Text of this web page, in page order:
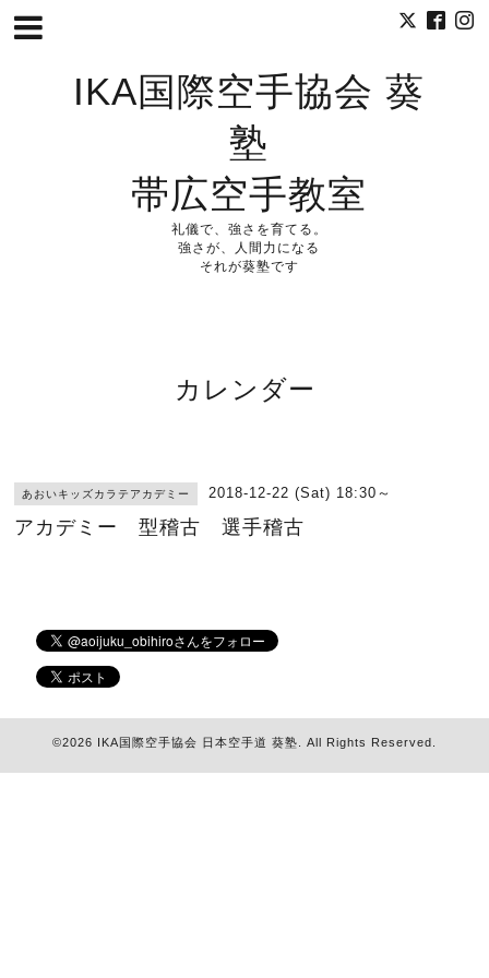
IKA国際空手協会 葵
塾
帯広空手教室
礼儀で、強さを育てる。
強さが、人間力になる
それが葵塾です
カレンダー
あおいキッズカラテアカデミー 2018-12-22 (Sat) 18:30～
アカデミー 型稽古 選手稽古
©2026 IKA国際空手協会 日本空手道 葵塾 . All Rights Reserved.